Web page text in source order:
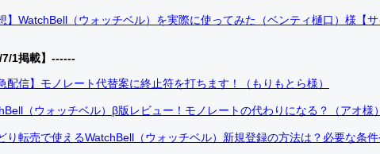
】WatchBell（ウォッチベル）を実際に使ってみた（ベンティ樋口）様【
7/1掲載】------
配信】モノレート代替案に終止符を打ちます！（もりもとら様）
（ウォッチベル）β版レビュー！モノレートの代わりになる？（アオ様
り転売で使えるWatchBell（ウォッチベル）新規登録の方法は？必要な条